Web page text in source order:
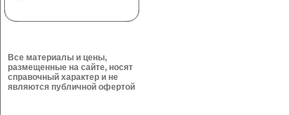
Все материалы и цены,
размещенные на сайте, носят
справочный характер и не
являются публичной офертой